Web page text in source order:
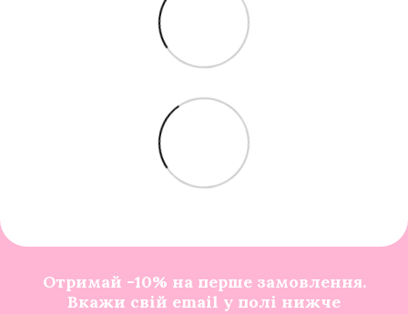
Отримай -10% на перше замовлення.
Вкажи свій email у полі нижче